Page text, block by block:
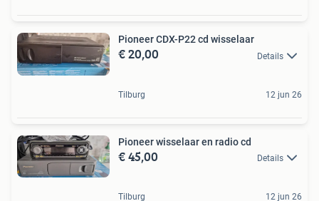
Pioneer CDX-P22 cd wisselaar
€ 20,00 Details
Tilburg 12 jun 26
Pioneer wisselaar en radio cd
€ 45,00 Details
Tilburg 12 jun 26